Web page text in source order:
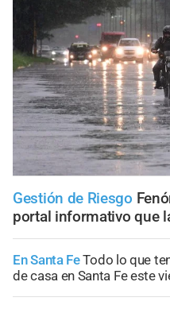
Gestión de Riesgo
portal informativo que
En Santa FeTodo lo que
de casa en Santa Fe este